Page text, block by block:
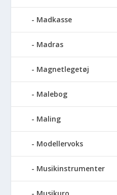
Madkasse
Madras
Magnetlegetøj
Malebog
Maling
Modellervoks
Musikinstrumenter
Musikuro